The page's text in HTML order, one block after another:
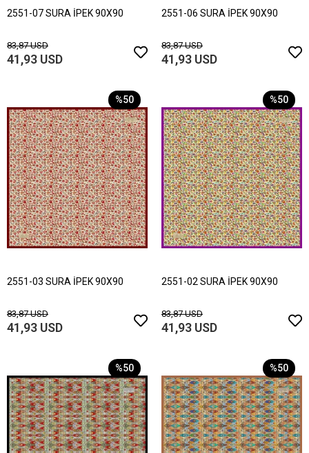
2551-07 SURA İPEK 90X90
83,87 USD
41,93 USD
2551-06 SURA İPEK 90X90
83,87 USD
41,93 USD
%50
2551-03 SURA İPEK 90X90
83,87 USD
41,93 USD
%50
2551-02 SURA İPEK 90X90
83,87 USD
41,93 USD
%50 %50